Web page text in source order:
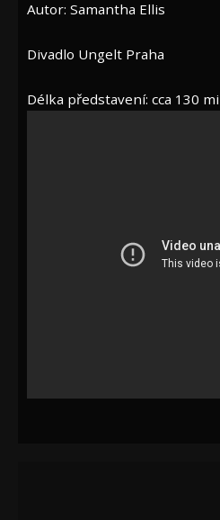
Autor: Samantha Ellis
Divadlo Ungelt Praha
Délka představení: cca 130